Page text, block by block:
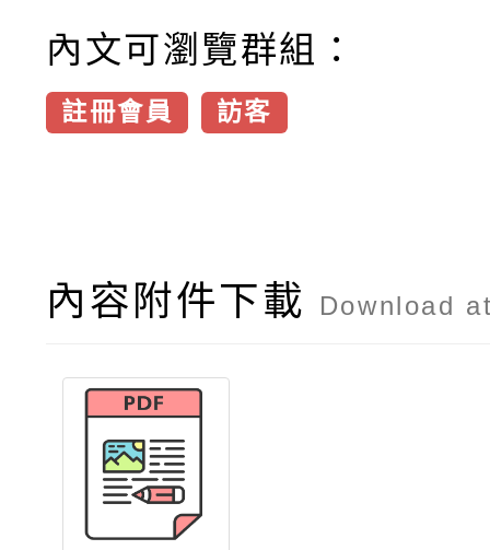
內文可瀏覽群組：
註冊會員 訪客
內容附件下載 Download